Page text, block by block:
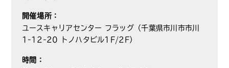
開催場所：
ユースキャリアセンター フラッグ（千葉県市川市市川
1-12-20 トノハタビル1F/2F）
時間：